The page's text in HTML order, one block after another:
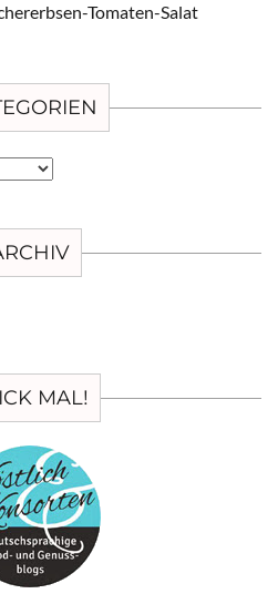
Tomaten-Salat
MAL!